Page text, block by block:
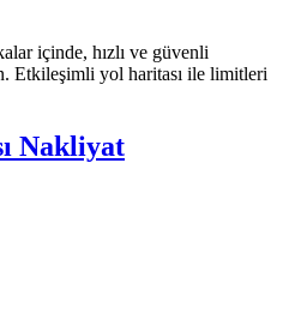
içinde, hızlı ve güvenli
Etkileşimli yol haritası ile limitleri
Nakliyat